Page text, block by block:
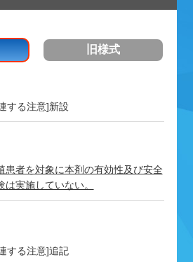
旧様式
する注意]新設
患者を対象に本剤の有効性及び安全
実施していない。
する注意]追記